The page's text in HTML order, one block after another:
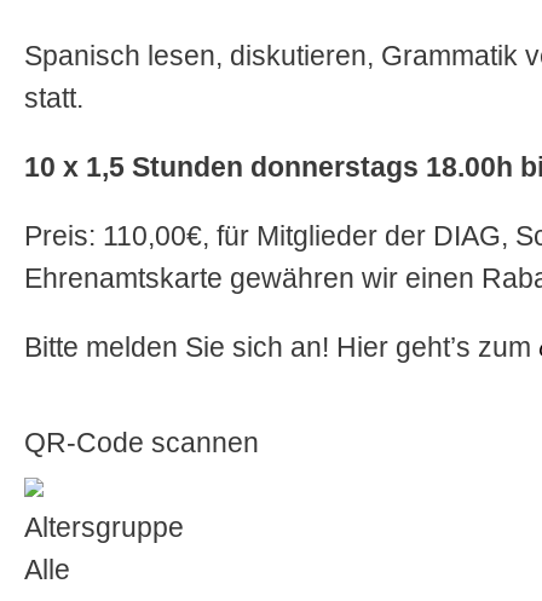
Spanisch lesen, diskutieren, Grammatik
statt.
10 x 1,5 Stunden donnerstags 18.00h
Preis: 110,00€, für Mitglieder der DIAG,
Ehrenamtskarte gewähren wir einen
Bitte melden Sie sich an! Hier geht’s zum
QR-Code scannen
Altersgruppe
Alle